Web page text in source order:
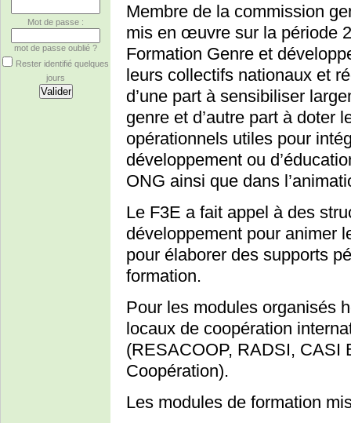
Mot de passe :
mot de passe oublié ?
Rester identifié quelques
jours
Membre de la commission
mis en œuvre sur la période
Formation Genre et
leurs collectifs nationaux et
d’une part à sensibiliser
genre et d’autre part à doter
opérationnels utiles pour
développement ou
ONG ainsi que dans
Le F3E a fait appel à des
développement pour animer
pour élaborer des supports
formation.
Pour les modules organisés
locaux de coopération
(RESACOOP, RADSI, CASI
Coopération).
Les modules de formation